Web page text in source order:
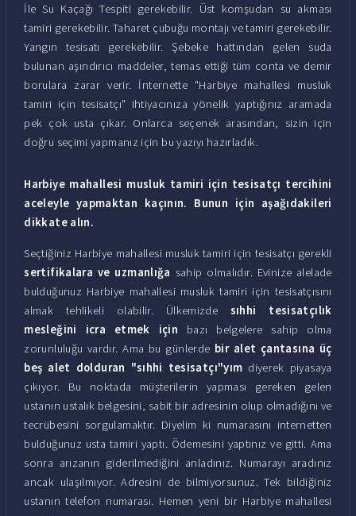
İle Su Kaçağı Tespiti gerekebilir. Üst komşudan su akması
tamiri gerekebilir. Taharet çubuğu montajı ve tamiri gerekebilir.
Yangın tesisatı gerekebilir. Şebeke hattından gelen suda
bulunan aşındırıcı maddeler, temas ettiği tüm conta ve demir
borulara zarar verir. İnternette "Harbiye mahallesi musluk
tamiri için tesisatçı" ihtiyacınıza yönelik yaptığınız aramada
pek çok usta çıkar. Onlarca seçenek arasından, sizin için
doğru seçimi yapmanız için bu yazıyı hazırladık.
Harbiye mahallesi musluk tamiri için tesisatçı tercihini
aceleyle yapmaktan kaçının. Bunun için aşağıdakileri
dikkate alın.
Seçtiğiniz Harbiye mahallesi musluk tamiri için tesisatçı gerekli
sertifikalara ve uzmanlığa sahip olmalıdır. Evinize alelade
bulduğunuz Harbiye mahallesi musluk tamiri için tesisatçısını
almak tehlikeli olabilir. Ülkemizde sıhhi tesisatçılık
mesleğini icra etmek için bazı belgelere sahip olma
zorunluluğu vardır. Ama bu günlerde bir alet çantasına üç
beş alet dolduran "sıhhi tesisatçı"yım diyerek piyasaya
çıkıyor. Bu noktada müşterilerin yapması gereken gelen
ustanın ustalık belgesini, sabit bir adresinin olup olmadığını ve
tecrübesini sorgulamaktır. Diyelim ki numarasını internetten
bulduğunuz usta tamiri yaptı. Ödemesini yaptınız ve gitti. Ama
sonra arızanın giderilmediğini anladınız. Numarayı aradınız
ancak ulaşılmıyor. Adresini de bilmiyorsunuz. Tek bildiğiniz
ustanın telefon numarası. Hemen yeni bir Harbiye mahallesi